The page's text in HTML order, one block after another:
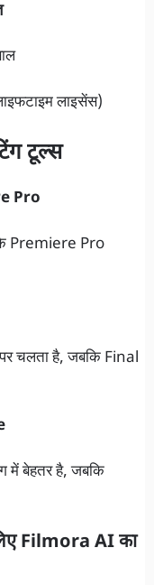
लाइसेंस)
टूल्स
Pro
Premiere Pro
चलता है, जबकि Final
में बेहतर है, जबकि
Filmora AIका